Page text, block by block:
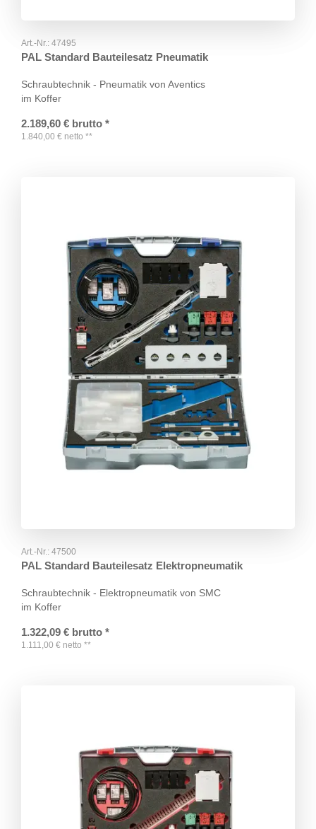
Art.-Nr.: 47495
PAL Standard Bauteilesatz Pneumatik
Schraubtechnik - Pneumatik von Aventics
im Koffer
2.189,60 € brutto *
1.840,00 € netto **
Art.-Nr.: 47500
PAL Standard Bauteilesatz Elektropneumatik
Schraubtechnik - Elektropneumatik von SMC
im Koffer
1.322,09 € brutto *
1.111,00 € netto **